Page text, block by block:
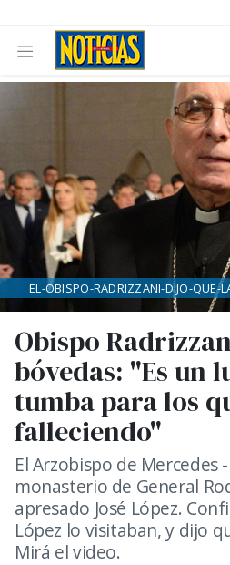
Obispo
bóvedas: "Es un
tumba para los
falleciendo"
El Arzobispo de Mercedes
monasterio de General
apresado José López.
López lo visitaban, y dijo
Mirá el video.
EL-OBISPO-RADRIZZANI-DIJO-QUE-